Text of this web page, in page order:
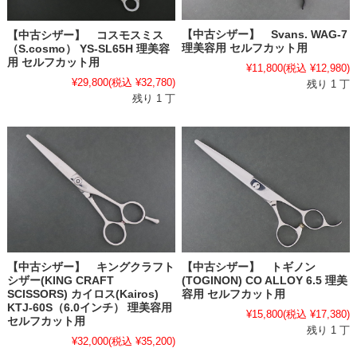
【中古シザー】 コスモスミス
（S.cosmo） YS-SL65H 理美容
用 セルフカット用
¥29,800(税込 ¥32,780)
残り 1 丁
【中古シザー】 Svans. WAG-7
理美容用 セルフカット用
¥11,800(税込 ¥12,980)
残り 1 丁
【中古シザー】 キングクラフト
シザー(KING CRAFT
SCISSORS) カイロス(Kairos)
KTJ-60S（6.0インチ） 理美容用
セルフカット用
¥32,000(税込 ¥35,200)
【中古シザー】 トギノン
(TOGINON) CO ALLOY 6.5 理美
容用 セルフカット用
¥15,800(税込 ¥17,380)
残り 1 丁